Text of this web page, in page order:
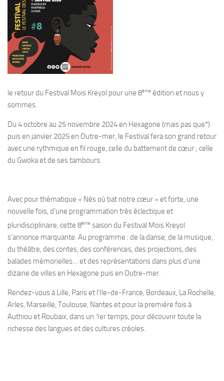
le retour du Festival Mois Kreyol pour une 8ème édition et nous y
sommes.
Du 4 octobre au 25 novembre 2024 en Hexagone (mais pas que*)
puis en janvier 2025 en Outre-mer, le Festival fera son grand retour
avec une rythmique en fil rouge, celle du battement de cœur ; celle
du Gwoka et de ses tambours.
Avec pour thématique « Nés où bat notre cœur » et forte, une
nouvelle fois, d’une programmation très éclectique et
pluridisciplinaire, cette 8ème saison du Festival Mois Kreyol
s’annonce marquante. Au programme : de la danse, de la musique,
du théâtre, des contes, des conférences, des projections, des
balades mémorielles… et des représentations dans plus d’une
dizaine de villes en Hexagone puis en Outre-mer.
Rendez-vous à Lille, Paris et l’Ile-de-France, Bordeaux, La Rochelle,
Arles, Marseille, Toulouse, Nantes et pour la première fois à
Authiou et Roubaix, dans un 1er temps, pour découvrir toute la
richesse des langues et des cultures créoles.